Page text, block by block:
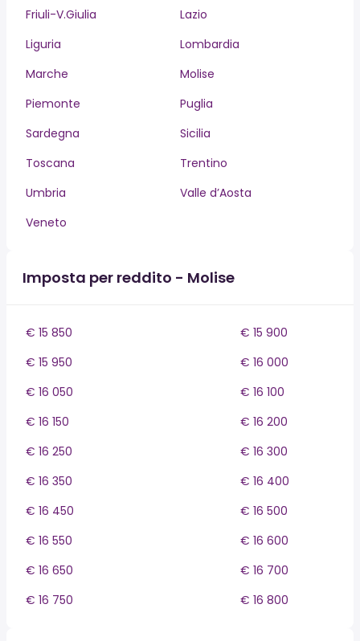
Friuli-V.Giulia
Lazio
Liguria
Lombardia
Marche
Molise
Piemonte
Puglia
Sardegna
Sicilia
Toscana
Trentino
Umbria
Valle d’Aosta
Veneto
Imposta per reddito - Molise
€ 15 850
€ 15 900
€ 15 950
€ 16 000
€ 16 050
€ 16 100
€ 16 150
€ 16 200
€ 16 250
€ 16 300
€ 16 350
€ 16 400
€ 16 450
€ 16 500
€ 16 550
€ 16 600
€ 16 650
€ 16 700
€ 16 750
€ 16 800